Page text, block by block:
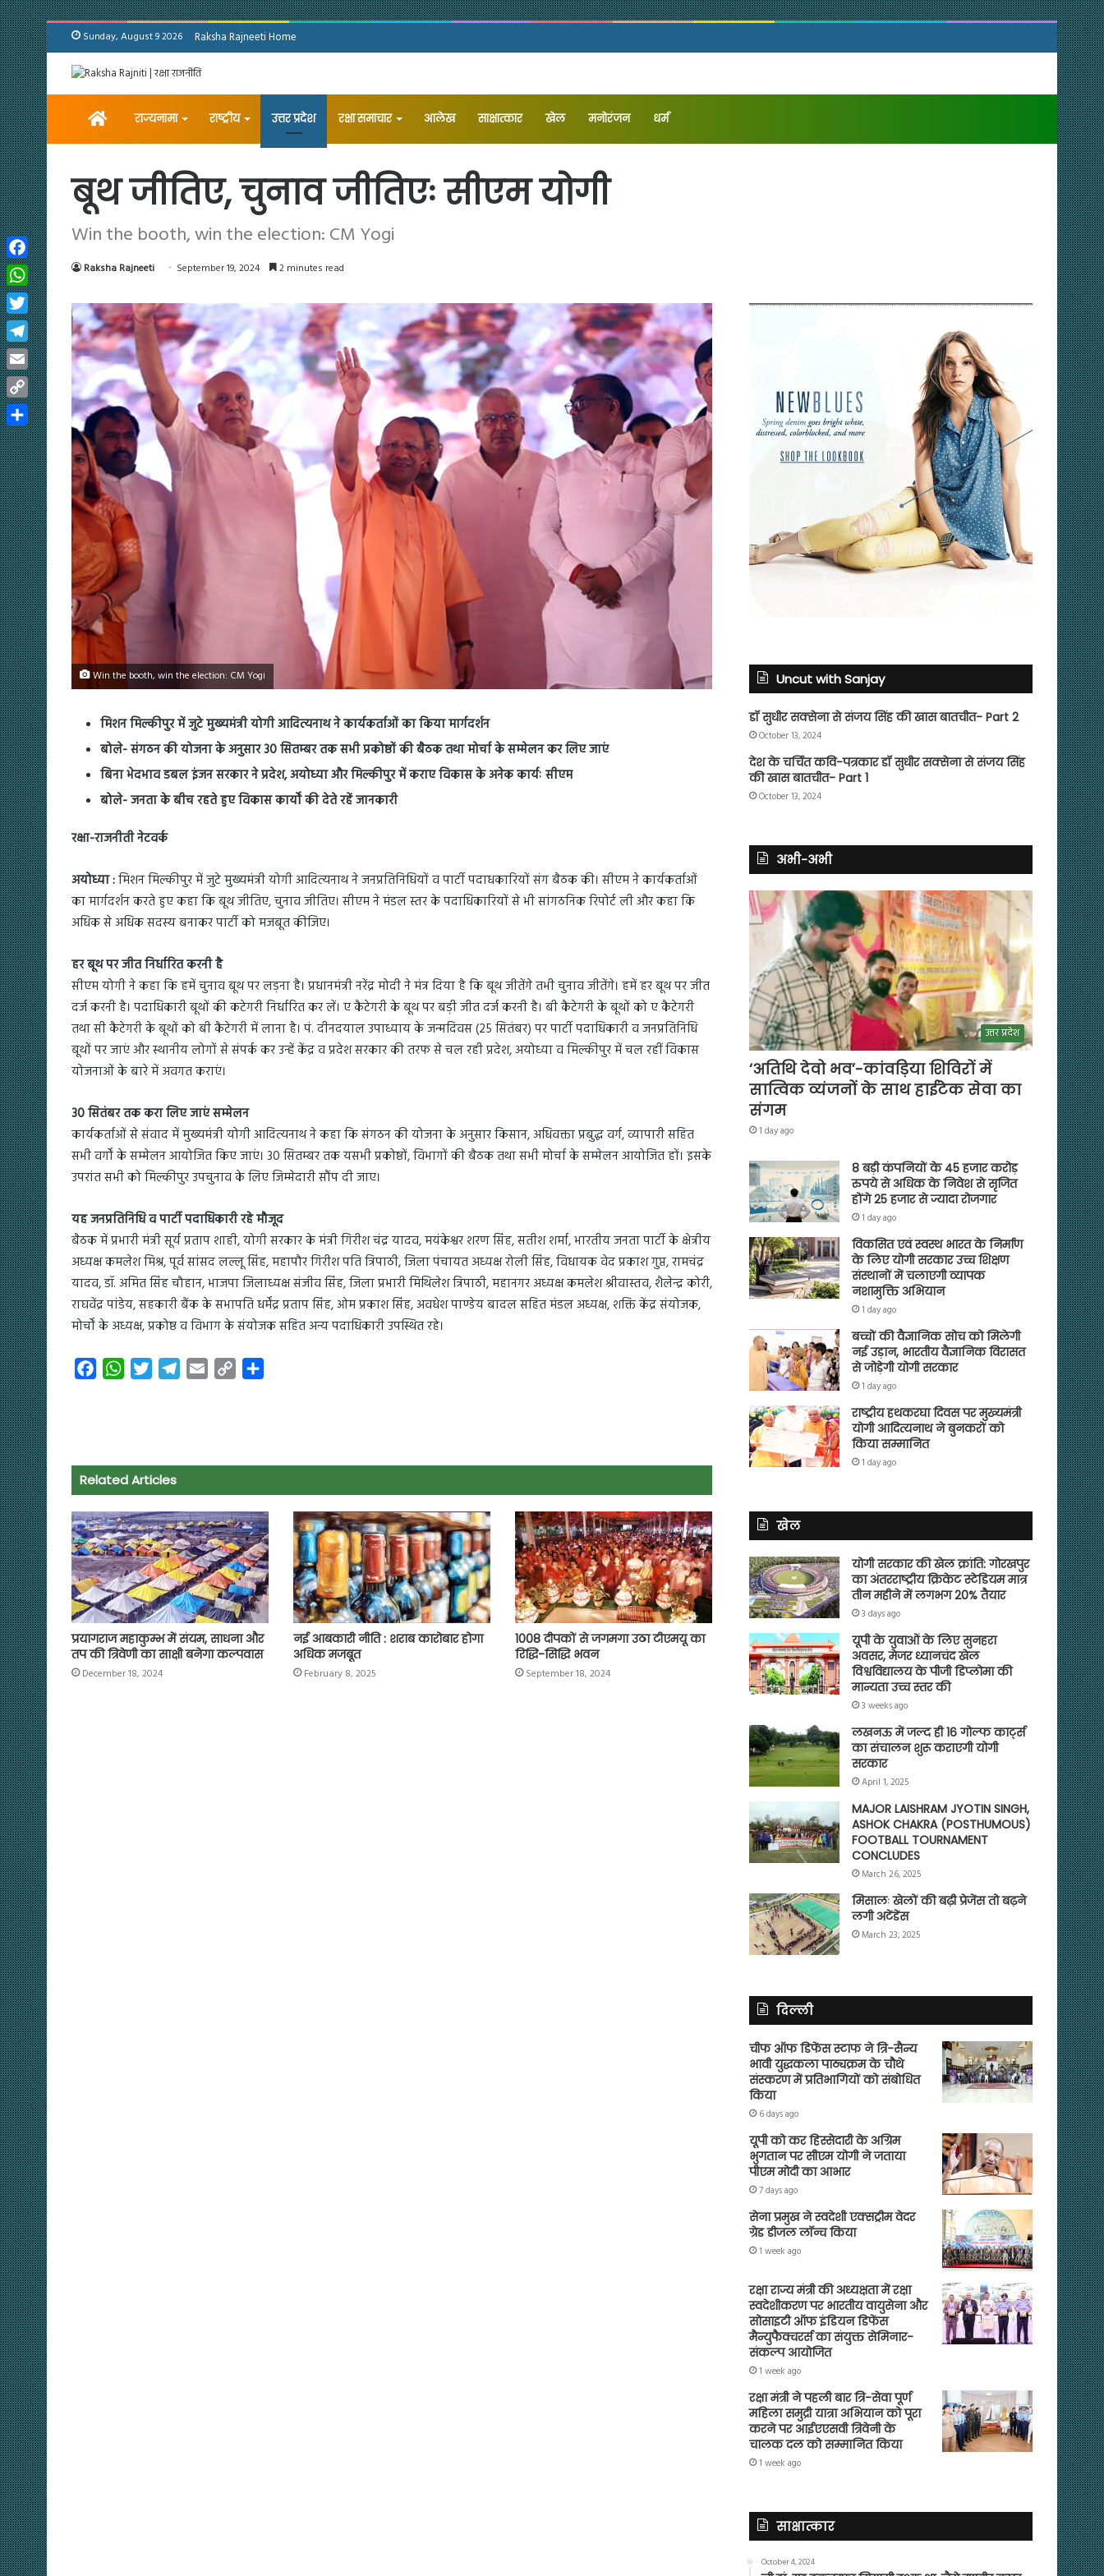
Sunday, August 9 2026 Raksha Rajneeti Home
Homeराज्यनामा राष्ट्रीय उत्तर प्रदेश रक्षा समाचार आलेख ⁠साक्षात्कार खेल मनोरंजन धर्म
बूथ जीतिए, चुनाव जीतिएः सीएम योगी
Win the booth, win the election: CM Yogi
Raksha Rajneeti September 19, 2024 2 minutes read
Win the booth, win the election: CM Yogi
मिशन मिल्कीपुर में जुटे मुख्यमंत्री योगी आदित्यनाथ ने कार्यकर्ताओं का किया मार्गदर्शन
बोले- संगठन की योजना के अनुसार 30 सितम्बर तक सभी प्रकोष्ठों की बैठक तथा मोर्चा के सम्मेलन कर लिए जाएं
बिना भेदभाव डबल इंजन सरकार ने प्रदेश, अयोध्या और मिल्कीपुर में कराए विकास के अनेक कार्यः सीएम
बोले- जनता के बीच रहते हुए विकास कार्यों की देते रहें जानकारी
रक्षा-राजनीती नेटवर्क
अयोध्या :मिशन मिल्कीपुर में जुटे मुख्यमंत्री योगी आदित्यनाथ ने जनप्रतिनिधियों व पार्टी पदाधकारियों संग बैठक की। सीएम ने कार्यकर्ताओं
का मार्गदर्शन करते हुए कहा कि बूथ जीतिए, चुनाव जीतिए। सीएम ने मंडल स्तर के पदाधिकारियों से भी सांगठनिक रिपोर्ट ली और कहा कि
अधिक से अधिक सदस्य बनाकर पार्टी को मजबूत कीजिए।
हर बूथ पर जीत निर्धारित करनी है
सीएम योगी ने कहा कि हमें चुनाव बूथ पर लड़ना है। प्रधानमंत्री नरेंद्र मोदी ने मंत्र दिया है कि बूथ जीतेंगे तभी चुनाव जीतेंगे। हमें हर बूथ पर जीत
दर्ज करनी है। पदाधिकारी बूथों की कटेगरी निर्धारित कर लें। ए कैटेगरी के बूथ पर बड़ी जीत दर्ज करनी है। बी कैटेगरी के बूथों को ए कैटेगरी
तथा सी कैटेगरी के बूथों को बी कैटेगरी में लाना है। पं. दीनदयाल उपाध्याय के जन्मदिवस (25 सितंबर) पर पार्टी पदाधिकारी व जनप्रतिनिधि
बूथों पर जाएं और स्थानीय लोगों से संपर्क कर उन्हें केंद्र व प्रदेश सरकार की तरफ से चल रही प्रदेश, अयोध्या व मिल्कीपुर में चल रहीं विकास
योजनाओं के बारे में अवगत कराएं।
30 सितंबर तक करा लिए जाएं सम्मेलन
कार्यकर्ताओं से संवाद में मुख्यमंत्री योगी आदित्यनाथ ने कहा कि संगठन की योजना के अनुसार किसान, अधिवक्ता प्रबुद्ध वर्ग, व्यापारी सहित
सभी वर्गों के सम्मेलन आयोजित किए जाएं। 30 सितम्बर तक यसभी प्रकोष्ठों, विभागों की बैठक तथा सभी मोर्चा के सम्मेलन आयोजित हों। इसके
उपरांत सभी को मिल्कीपुर उपचुनाव के लिए जिम्मेदारी सौंप दी जाए।
यह जनप्रतिनिधि व पार्टी पदाधिकारी रहे मौजूद
बैठक में प्रभारी मंत्री सूर्य प्रताप शाही, योगी सरकार के मंत्री गिरीश चंद्र यादव, मयंकेश्वर शरण सिंह, सतीश शर्मा, भारतीय जनता पार्टी के क्षेत्रीय
अध्यक्ष कमलेश मिश्र, पूर्व सांसद लल्लू सिंह, महापौर गिरीश पति त्रिपाठी, जिला पंचायत अध्यक्ष रोली सिंह, विधायक वेद प्रकाश गुप्त, रामचंद्र
यादव, डॉ. अमित सिंह चौहान, भाजपा जिलाध्यक्ष संजीव सिंह, जिला प्रभारी मिथिलेश त्रिपाठी, महानगर अध्यक्ष कमलेश श्रीवास्तव, शैलेन्द्र कोरी,
राघवेंद्र पांडेय, सहकारी बैंक के सभापति धर्मेंद्र प्रताप सिंह, ओम प्रकाश सिंह, अवधेश पाण्डेय बादल सहित मंडल अध्यक्ष, शक्ति केंद्र संयोजक,
मोर्चों के अध्यक्ष, प्रकोष्ठ व विभाग के संयोजक सहित अन्य पदाधिकारी उपस्थित रहे।
o
o
k
W
A
p
p
e
r
a
m
n
k
Related Articles
प्रयागराज महाकुम्भ में संयम, साधना और
तप की त्रिवेणी का साक्षी बनेगा कल्पवास
December 18, 2024
नई आबकारी नीति : शराब कारोबार होगा
अधिक मजबूत
February 8, 2025
1008 दीपकों से जगमगा उठा टीएमयू का
रिद्धि-सिद्धि भवन
September 18, 2024
Uncut with Sanjay
डॉ सुधीर सक्सेना से संजय सिंह की खास बातचीत- Part 2
October 13, 2024
देश के चर्चित कवि-पत्रकार डॉ सुधीर सक्सेना से संजय सिंह
की खास बातचीत- Part 1
October 13, 2024
अभी-अभी
उत्तर प्रदेश
‘अतिथि देवो भव’-कांवड़िया शिविरों में
सात्विक व्यंजनों के साथ हाईटेक सेवा का
संगम
1 day ago
8 बड़ी कंपनियों के 45 हजार करोड़
रुपये से अधिक के निवेश से सृजित
होंगे 25 हजार से ज्यादा रोजगार
1 day ago
विकसित एवं स्वस्थ भारत के निर्माण
के लिए योगी सरकार उच्च शिक्षण
संस्थानों में चलाएगी व्यापक
नशामुक्ति अभियान
1 day ago
बच्चों की वैज्ञानिक सोच को मिलेगी
नई उड़ान, भारतीय वैज्ञानिक विरासत
से जोड़ेगी योगी सरकार
1 day ago
राष्ट्रीय हथकरघा दिवस पर मुख्यमंत्री
योगी आदित्यनाथ ने बुनकरों को
किया सम्मानित
1 day ago
खेल
योगी सरकार की खेल क्रांति: गोरखपुर
का अंतरराष्ट्रीय क्रिकेट स्टेडियम मात्र
तीन महीने में लगभग 20% तैयार
3 days ago
यूपी के युवाओं के लिए सुनहरा
अवसर, मेजर ध्यानचंद खेल
विश्वविद्यालय के पीजी डिप्लोमा की
मान्यता उच्च स्तर की
3 weeks ago
लखनऊ में जल्द ही 16 गोल्फ कार्ट्स
का संचालन शुरू कराएगी योगी
सरकार
April 1, 2025
MAJOR LAISHRAM JYOTIN SINGH,
ASHOK CHAKRA (POSTHUMOUS)
FOOTBALL TOURNAMENT
CONCLUDES
March 26, 2025
मिसालः खेलों की बढ़ी प्रेजेंस तो बढ़ने
लगी अटेंडेंस
March 23, 2025
दिल्ली
चीफ ऑफ डिफेंस स्टाफ ने त्रि-सैन्य
भावी युद्धकला पाठ्यक्रम के चौथे
संस्करण में प्रतिभागियों को संबोधित
किया
6 days ago
यूपी को कर हिस्सेदारी के अग्रिम
भुगतान पर सीएम योगी ने जताया
पीएम मोदी का आभार
7 days ago
सेना प्रमुख ने स्वदेशी एक्सट्रीम वेदर
ग्रेड डीजल लॉन्च किया
1 week ago
रक्षा राज्य मंत्री की अध्यक्षता में रक्षा
स्वदेशीकरण पर भारतीय वायुसेना और
सोसाइटी ऑफ इंडियन डिफेंस
मैन्युफैक्चरर्स का संयुक्त सेमिनार-
संकल्प आयोजित
1 week ago
रक्षा मंत्री ने पहली बार त्रि-सेवा पूर्ण
महिला समुद्री यात्रा अभियान को पूरा
करने पर आईएएसवी त्रिवेनी के
चालक दल को सम्मानित किया
1 week ago
साक्षात्कार
October 4, 2024
Facebook
WhatsApp
Twitter
Telegram
Email
Copy
Link
Share